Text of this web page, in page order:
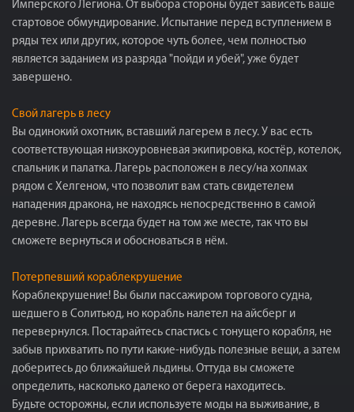
Имперского Легиона. От выбора стороны будет зависеть ваше
стартовое обмундирование. Испытание перед вступлением в
ряды тех или других, которое чуть более, чем полностью
является заданием из разряда "пойди и убей", уже будет
завершено.
Свой лагерь в лесу
Вы одинокий охотник, вставший лагерем в лесу. У вас есть
соответствующая низкоуровневая экипировка, костёр, котелок,
спальник и палатка. Лагерь расположен в лесу/на холмах
рядом с Хелгеном, что позволит вам стать свидетелем
нападения дракона, не находясь непосредственно в самой
деревне. Лагерь всегда будет на том же месте, так что вы
сможете вернуться и обосноваться в нём.
Потерпевший кораблекрушение
Кораблекрушение! Вы были пассажиром торгового судна,
шедшего в Солитьюд, но корабль налетел на айсберг и
перевернулся. Постарайтесь спастись с тонущего корабля, не
забыв прихватить по пути какие-нибудь полезные вещи, а затем
доберитесь до ближайшей льдины. Оттуда вы сможете
определить, насколько далеко от берега находитесь.
Будьте осторожны, если используете моды на выживание, в